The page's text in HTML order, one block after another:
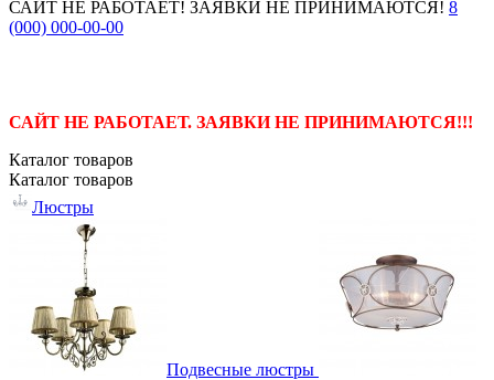
САЙТ НЕ РАБОТАЕТ! ЗАЯВКИ НЕ ПРИНИМАЮТСЯ! 8
(000) 000-00-00
САЙТ НЕ РАБОТАЕТ. ЗАЯВКИ НЕ ПРИНИМАЮТСЯ!!!
Каталог товаров
Каталог товаров
Люстры
Подвесные люстры